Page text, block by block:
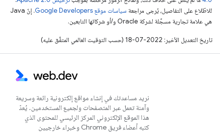
للاطّلاع على التفاصيل، يُرجى مراجعة سياسات موقع Google Developers‏
. إنّ Java
هي علامة تجارية مسجَّلة لشركة Oracle و/أو شركائها التابعين.
تاريخ التعديل الأخير: 2022-07-18 (حسب التوقيت العالمي المتفَّق عليه)
نريد مساعدتك في إنشاء مواقع إلكترونية رائعة وسريعة
وآمنة تعمل عبر المتصفحات ولجميع المستخدمين. يُعدّ
هذا الموقع الإلكتروني المركز الرئيسي للمحتوى الذي
كتبه أعضاء فريق Chrome وخبراء خارجيين